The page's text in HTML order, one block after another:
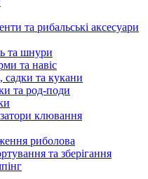
та рибальські аксесуари
та шнури
та навіс
садки та кукани
та род-поди
клювання
риболова
та зберігання